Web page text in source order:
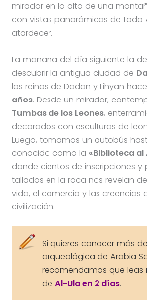
mirador en lo alto de una
con vistas panorámicas de todo
atardecer.
La mañana del día siguiente la
descubrir la antigua ciudad de
los reinos de Dadan y Lihyan
años. Desde un mirador,
Tumbas de los Leones,
decorados con esculturas de
Luego, tomamos un autobús
conocido como la «Biblioteca al
donde cientos de inscripciones y
tallados en la roca nos revelan
vida, el comercio y las creencias
civilización.
Si quieres conocer más
arqueológica de Arabia
recomendamos que leas
de Al-Ula en 2 días.